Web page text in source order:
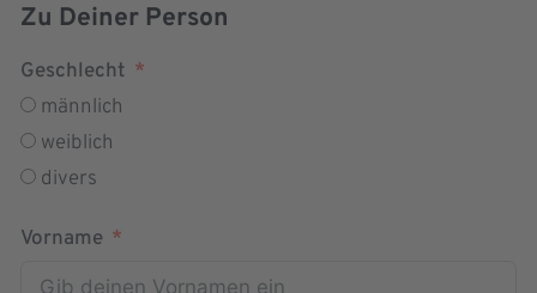
Zu Deiner Person
Geschlecht
männlich
weiblich
divers
Vorname